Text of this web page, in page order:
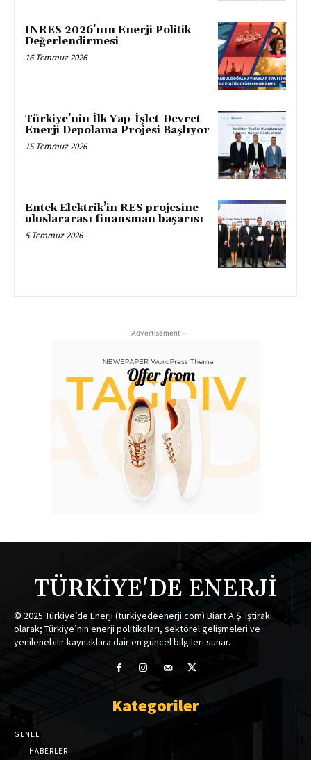
INRES 2026’nın Enerji Politik
Değerlendirmesi
16 Temmuz 2026
Türkiye’nin İlk Yap-İşlet-Devret
Enerji Depolama Projesi Başlıyor
15 Temmuz 2026
Entek Elektrik’in RES projesine
uluslararası finansman başarısı
5 Temmuz 2026
- Advertisement -
TÜRKİYE'DE ENERJİ
© 2025 Türkiye’de Enerji (turkiyedeenerji.com) Biart A.Ş. iştiraki
olarak; Türkiye’nin enerji politikaları, sektörel gelişmeleri ve
yenilenebilir kaynaklara dair en güncel bilgileri sunar.
Kategoriler
GENEL
HABERLER